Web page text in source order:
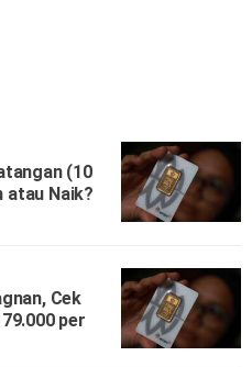
(10
atau Naik?
Cek
per